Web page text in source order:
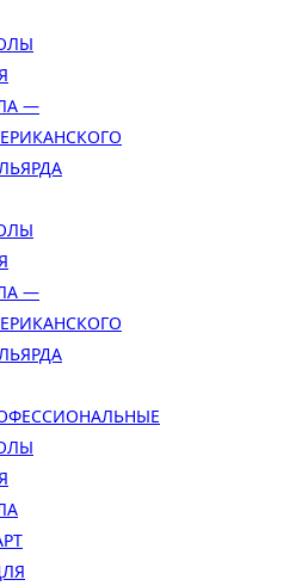
—
—